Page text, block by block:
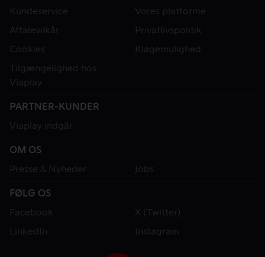
Kundeservice
Vores platforme
Aftalevilkår
Privatlivspolitik
Cookies
Klagemulighed
Tilgængelighed hos
Viaplay
PARTNER-KUNDER
Viaplay indgår
OM OS
Presse & Nyheder
Jobs
FØLG OS
Facebook
X (Twitter)
LinkedIn
Instagram